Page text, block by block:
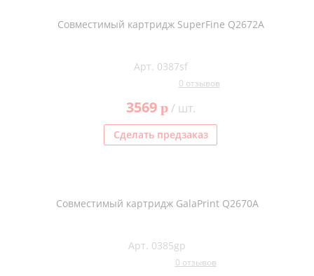
Совместимый картридж SuperFine Q2672A
Арт. 0387sf
0 отзывов
3569 p/ шт.
Сделать предзаказ
Совместимый картридж GalaPrint Q2670A
Арт. 0385gp
0 отзывов